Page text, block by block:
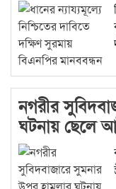
নগরীর
ঘটনায় ছেলে